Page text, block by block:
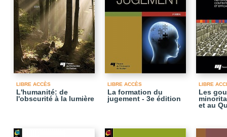
LIBRE ACCÈS
L'humanité: de
l'obscurité à la lumière
LIBRE ACCÈS
La formation du
jugement - 3e édition
LIBRE
Les
et au